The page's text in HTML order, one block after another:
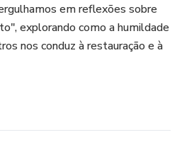
em reflexões sobre
explorando como a humildade
nos conduz à restauração e à